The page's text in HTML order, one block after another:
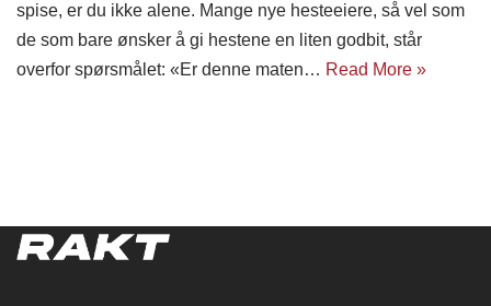
spise, er du ikke alene. Mange nye hesteeiere, så vel som
de som bare ønsker å gi hestene en liten godbit, står
overfor spørsmålet: «Er denne maten… Read More »